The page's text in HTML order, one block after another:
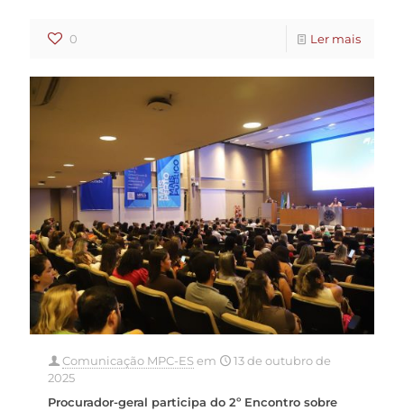
0 Ler mais
Comunicação MPC-ESem
13 de outubro de
2025
Procurador-geral participa do 2º Encontro sobre